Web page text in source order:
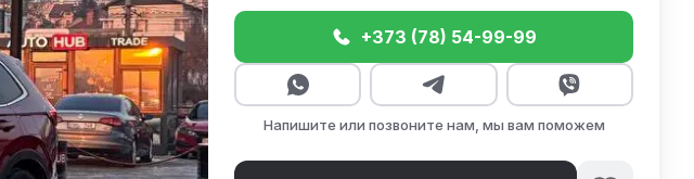
+373 (78) 54-99-99
Напишите или позвоните нам, мы вам поможем